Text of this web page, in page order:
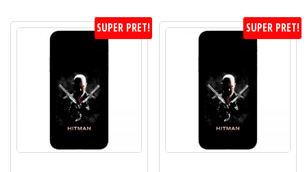
SUPER PRET! SUPER PRET!